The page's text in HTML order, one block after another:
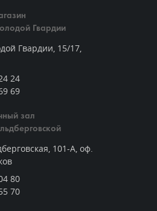
Гвардии
Гвардии, 15/17,
24
69
зал
101-А, оф.
80
70